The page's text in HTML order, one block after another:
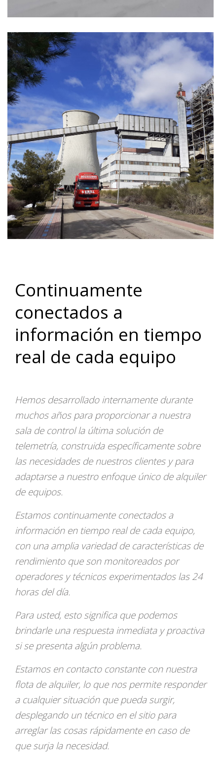
Continuamente
conectados a
información en tiempo
real de cada equipo
Hemos desarrollado internamente durante
muchos años para proporcionar a nuestra
sala de control la última solución de
telemetría, construida específicamente sobre
las necesidades de nuestros clientes y para
adaptarse a nuestro enfoque único de alquiler
de equipos.
Estamos continuamente conectados a
información en tiempo real de cada equipo,
con una amplia variedad de características de
rendimiento que son monitoreados por
operadores y técnicos experimentados las 24
horas del día.
Para usted, esto significa que podemos
brindarle una respuesta inmediata y proactiva
si se presenta algún problema.
Estamos en contacto constante con nuestra
flota de alquiler, lo que nos permite responder
a cualquier situación que pueda surgir,
desplegando un técnico en el sitio para
arreglar las cosas rápidamente en caso de
que surja la necesidad.